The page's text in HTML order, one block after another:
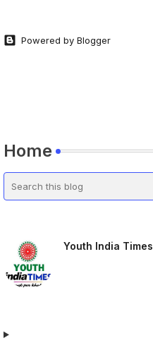
Powered by Blogger
Home
Youth India Times